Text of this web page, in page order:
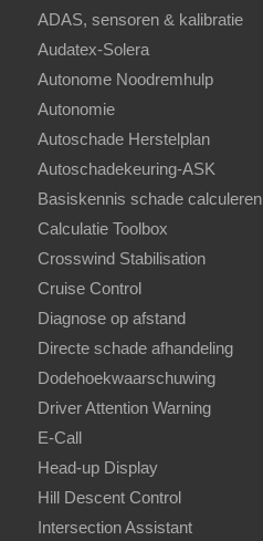
ADAS, sensoren & kalibratie
Audatex-Solera
Autonome Noodremhulp
Autonomie
Autoschade Herstelplan
Autoschadekeuring-ASK
Basiskennis schade calculeren
Calculatie Toolbox
Crosswind Stabilisation
Cruise Control
Diagnose op afstand
Directe schade afhandeling
Dodehoekwaarschuwing
Driver Attention Warning
E-Call
Head-up Display
Hill Descent Control
Intersection Assistant